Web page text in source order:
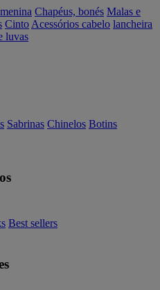
Chapéus, bonés Malas e
Cinto Acessórios cabelo lancheira
luvas
Sabrinas Chinelos Botins
Best sellers